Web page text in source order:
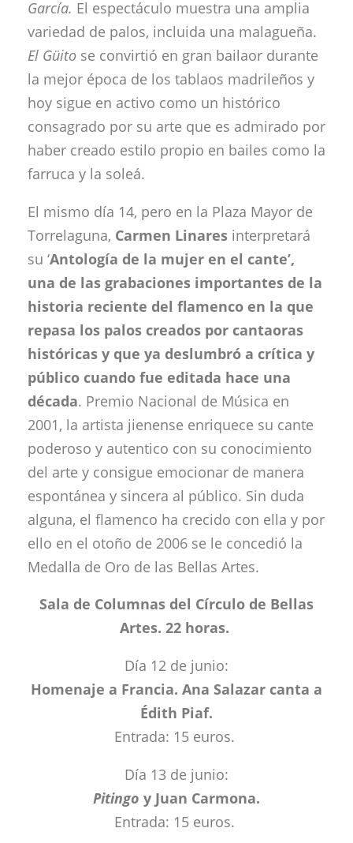
García. El espectáculo muestra una amplia
variedad de palos, incluida una malagueña.
El Güito se convirtió en gran bailaor durante
la mejor época de los tablaos madrileños y
hoy sigue en activo como un histórico
consagrado por su arte que es admirado por
haber creado estilo propio en bailes como la
farruca y la soleá.
El mismo día 14, pero en la Plaza Mayor de
Torrelaguna, Carmen Linares interpretará
su ‘Antología de la mujer en el cante’,
una de las grabaciones importantes de la
historia reciente del flamenco en la que
repasa los palos creados por cantaoras
históricas y que ya deslumbró a crítica y
público cuando fue editada hace una
década. Premio Nacional de Música en
2001, la artista jienense enriquece su cante
poderoso y autentico con su conocimiento
del arte y consigue emocionar de manera
espontánea y sincera al público. Sin duda
alguna, el flamenco ha crecido con ella y por
ello en el otoño de 2006 se le concedió la
Medalla de Oro de las Bellas Artes.
Sala de Columnas del Círculo de Bellas
Artes. 22 horas.
Día 12 de junio:
Homenaje a Francia. Ana Salazar canta a
Édith Piaf.
Entrada: 15 euros.
Día 13 de junio:
Pitingo y Juan Carmona.
Entrada: 15 euros.